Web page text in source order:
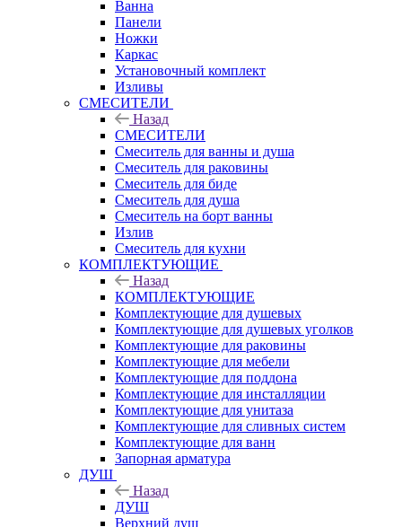
Ванна
Панели
Ножки
Каркас
Установочный комплект
Изливы
СМЕСИТЕЛИ
Назад
СМЕСИТЕЛИ
Смеситель для ванны и душа
Смеситель для раковины
Смеситель для биде
Смеситель для душа
Смеситель на борт ванны
Излив
Смеситель для кухни
КОМПЛЕКТУЮЩИЕ
Назад
КОМПЛЕКТУЮЩИЕ
Комплектующие для душевых
Комплектующие для душевых уголков
Комплектующие для раковины
Комплектующие для мебели
Комплектующие для поддона
Комплектующие для инсталляции
Комплектующие для унитаза
Комплектующие для сливных систем
Комплектующие для ванн
Запорная арматура
ДУШ
Назад
ДУШ
Верхний душ